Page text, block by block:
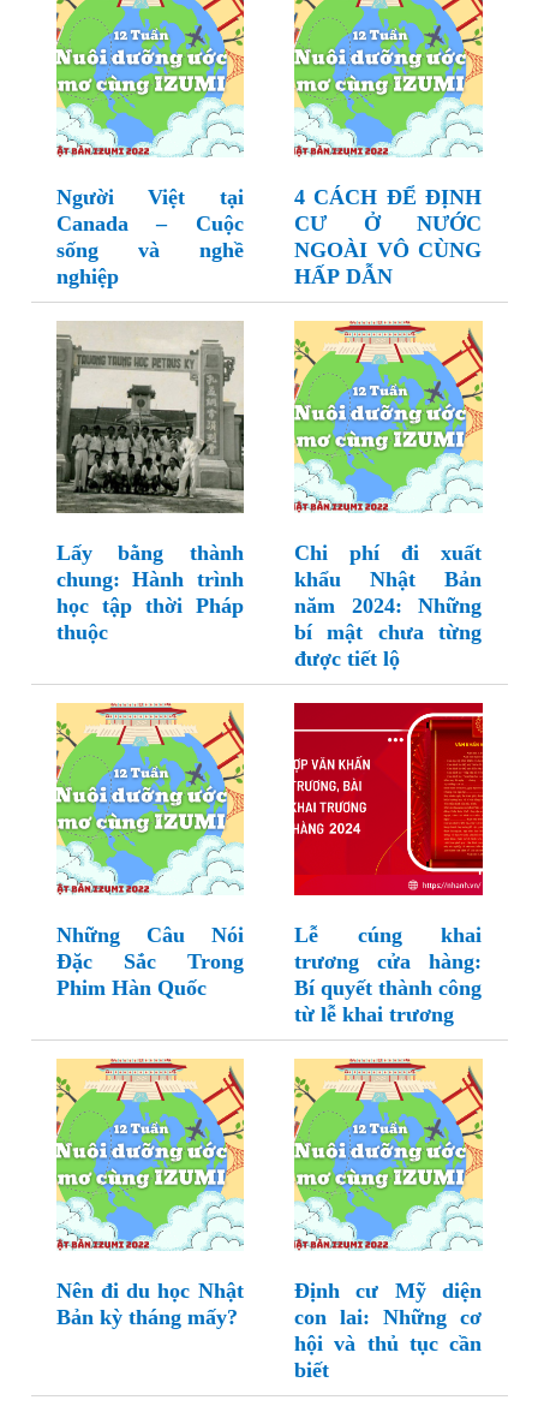
Người Việt tại
Canada – Cuộc
sống và nghề
nghiệp
4 CÁCH ĐỂ ĐỊNH
CƯ Ở NƯỚC
NGOÀI VÔ CÙNG
HẤP DẪN
Lấy bằng thành
chung: Hành trình
học tập thời Pháp
thuộc
Chi phí đi xuất
khẩu Nhật Bản
năm 2024: Những
bí mật chưa từng
được tiết lộ
Những Câu Nói
Đặc Sắc Trong
Phim Hàn Quốc
Lễ cúng khai
trương cửa hàng:
Bí quyết thành công
từ lễ khai trương
Nên đi du học Nhật
Bản kỳ tháng mấy?
Định cư Mỹ diện
con lai: Những cơ
hội và thủ tục cần
biết